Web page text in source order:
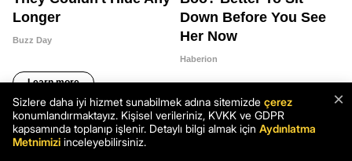
×
Sizlere daha iyi hizmet sunabilmek adına sitemizde çerez
konumlandırmaktayız. Kişisel verileriniz, KVKK ve GDPR
kapsamında toplanıp işlenir. Detaylı bilgi almak için Aydınlatma
Metnimizi inceleyebilirsiniz.